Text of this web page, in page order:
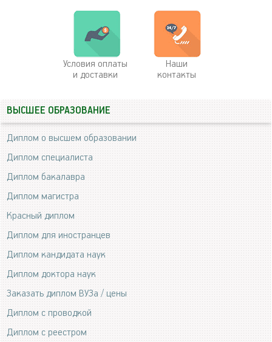
Условия оплаты
и доставки
Наши
контакты
ВЫСШЕЕ ОБРАЗОВАНИЕ
Диплом о высшем образовании
Диплом специалиста
Диплом бакалавра
Диплом магистра
Красный диплом
Диплом для иностранцев
Диплом кандидата наук
Диплом доктора наук
Заказать диплом ВУЗа / цены
Диплом с проводкой
Диплом с реестром